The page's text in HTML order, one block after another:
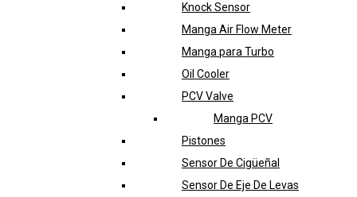
Knock Sensor
Manga Air Flow Meter
Manga para Turbo
Oil Cooler
PCV Valve
Manga PCV
Pistones
Sensor De Cigüeñal
Sensor De Eje De Levas